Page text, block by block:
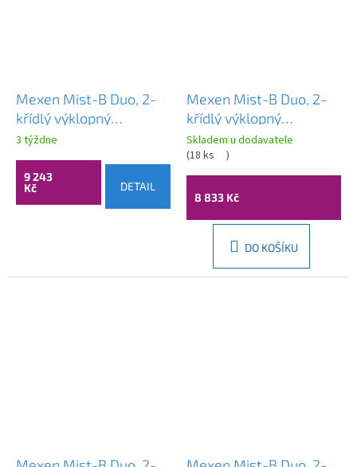
Mexen Mist-B Duo, 2-
křídlý ​​výklopný
sprchový kout 95 x 80
cm, čiré sklo, měděný
matný profil, 8A2-095-
080-65-00
3 týždne
9 243
Kč
DETAIL
Mexen Mist-B Duo, 2-
křídlý ​​výklopný
sprchový kout 95 x 80
cm, čiré sklo, chromový
profil, 8A2-095-080-
01-00
Skladem u dodavatele
(18 ks )
8 833 Kč
DO KOŠÍKU